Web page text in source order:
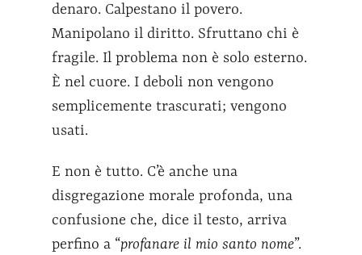
denaro. Calpestano il povero.
Manipolano il diritto. Sfruttano chi è
fragile. Il problema non è solo esterno.
È nel cuore. I deboli non vengono
semplicemente trascurati; vengono
usati.
E non è tutto. C’è anche una
disgregazione morale profonda, una
confusione che, dice il testo, arriva
perfino a “profanare il mio santo nome”.